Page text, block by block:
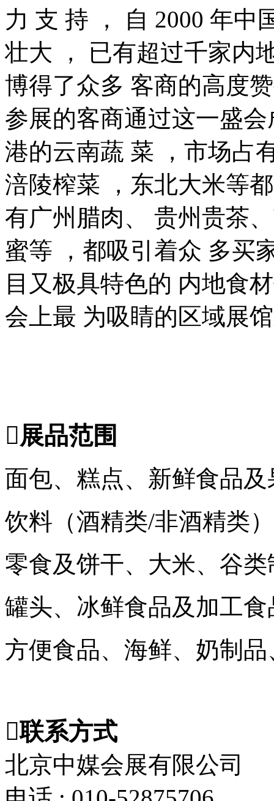
力 支 持 ， 自 2000 年中
壮大 ， 已有超过千家内
博得了众多 客商的高度
参展的客商通过这一盛
港的云南蔬 菜 ，市场占
涪陵榨菜 ，东北大米等
有广州腊肉、 贵州贵茶
蜜等 ，都吸引着众 多买
目又极具特色的 内地食
会上最 为吸睛的区域展
展品范围
面包、糕点、新鲜食品及
饮料（酒精类/非酒精类
零食及饼干、大米、谷类
罐头、冰鲜食品及加工
方便食品、海鲜、奶制
联系方式
北京中媒会展有限公司